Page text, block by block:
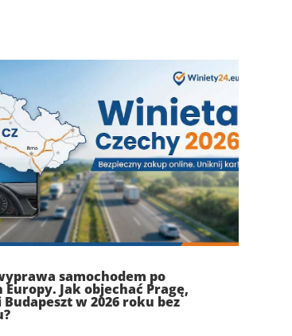
samochodem po
Jak objechać Pragę,
w 2026 roku bez